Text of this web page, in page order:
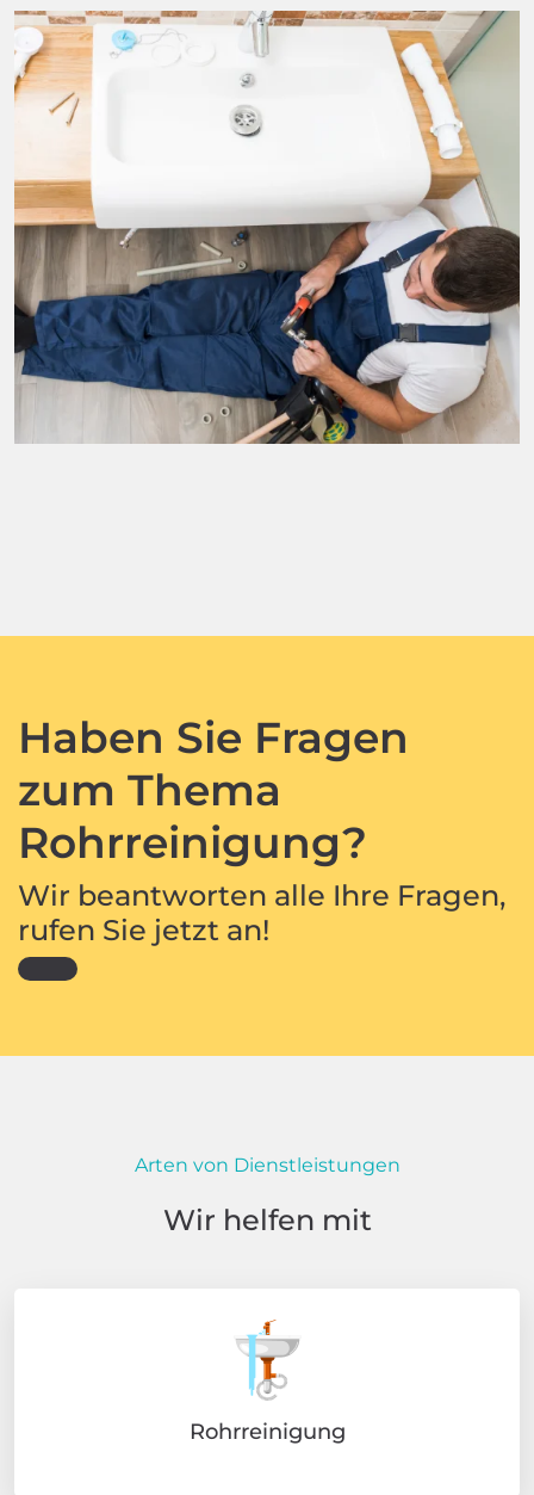
Haben Sie Fragen
zum Thema
Rohrreinigung?
Wir beantworten alle Ihre Fragen,
rufen Sie jetzt an!
Arten von Dienstleistungen
Wir helfen mit
Rohrreinigung